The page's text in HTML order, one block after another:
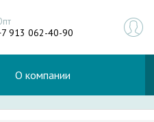
913 062-40-90
О компании